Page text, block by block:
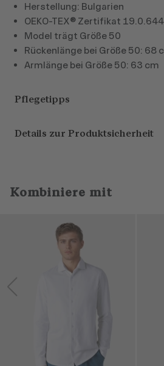
Herstellung: Bulgarien
OEKO-TEX® Zertifikat
Model trägt Größe 50
Rückenlänge bei Größe 50: 68
Armlänge bei Größe 50: 63 cm
Pflegetipps
Details zur Produktsicherheit
Kombiniere mit